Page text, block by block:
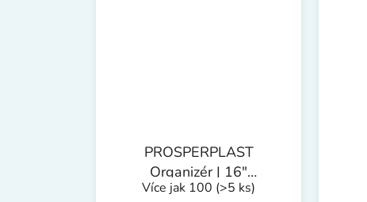
PROSPERPLAST
Organizér | 16"
390x290x65 mm
Více jak 100 (>5 ks)